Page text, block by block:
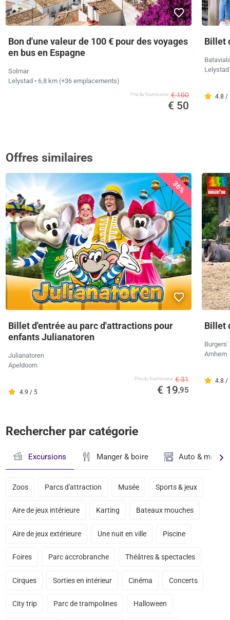
Bon d'une valeur de 100 € pour des voyages
en bus en Espagne
Solmar
Lelystad • 6,8 km (+36 emplacements)
Prix ​​du fournisseur € 100
€ 50
Billet
Lelystad
4.8 /
Offres similaires
36%
Billet d'entrée au parc d'attractions pour
enfants Julianatoren
Julianatoren
Apeldoorn
4.9 / 5
Prix ​​du fournisseur € 31
€ 19,95
Billet
Burgers'
Arnhem
4.8 /
Rechercher par catégorie
Excursions Manger & boire Auto &
Zoos Parcs d'attraction Musée Sports & jeux
Aire de jeux intérieure Karting Bateaux mouches
Aire de jeux extérieure Une nuit en ville Piscine
Foires Parc accrobranche Théâtres & spectacles
Cirques Sorties en intérieur Cinéma Concerts
City trip Parc de trampolines Halloween